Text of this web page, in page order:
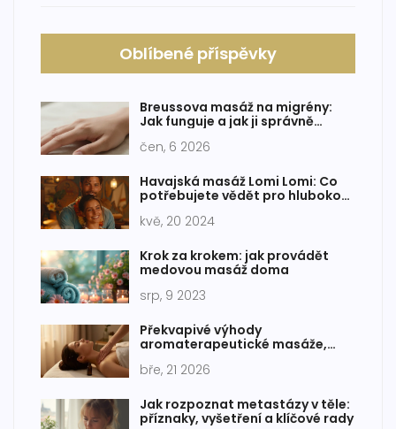
Oblíbené příspěvky
Breussova masáž na migrény:
Jak funguje a jak ji správně
čen, 6 2026
Havajská masáž Lomi Lomi: Co
potřebujete vědět pro hlubokou
kvě, 20 2024
Krok za krokem: jak provádět
medovou masáž doma
srp, 9 2023
Překvapivé výhody
aromaterapeutické masáže,
bře, 21 2026
Jak rozpoznat metastázy v těle:
příznaky, vyšetření a klíčové rady